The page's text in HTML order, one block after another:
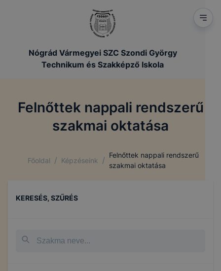
Nógrád Vármegyei SZC Szondi György
Technikum és Szakképző Iskola
Felnőttek nappali rendszerű
szakmai oktatása
Főoldal / Képzéseink /
Felnőttek nappali rendszerű
szakmai oktatása
KERESÉS, SZŰRÉS